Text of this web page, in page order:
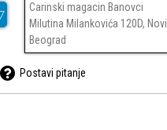
Carinski magacin Banovci
Milutina Milankovića 120D, Novi
Beograd
Postavi pitanje